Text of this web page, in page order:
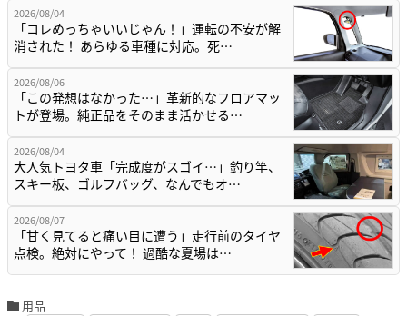
2026/08/04
「コレめっちゃいいじゃん！」運転の不安が解
消された！ あらゆる車種に対応。死…
2026/08/06
「この発想はなかった…」革新的なフロアマッ
トが登場。純正品をそのまま活かせる…
2026/08/04
大人気トヨタ車「完成度がスゴイ…」釣り竿、
スキー板、ゴルフバッグ、なんでもオ…
2026/08/07
「甘く見てると痛い目に遭う」走行前のタイヤ
点検。絶対にやって！ 過酷な夏場は…
用品